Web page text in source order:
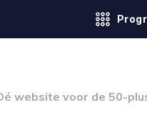
website voor de 50-